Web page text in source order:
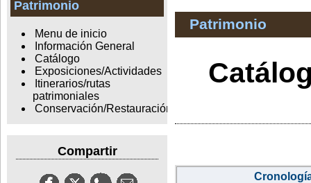
Patrimonio
Menu de inicio
Información General
Catálogo
Exposiciones/Actividades
Itinerarios/rutas
patrimoniales
Conservación/Restauración
Compartir
Patrimonio